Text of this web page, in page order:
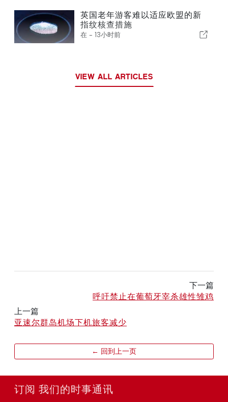
英国老年游客难以适应欧盟的新
指纹核查措施
在 - 13小时前
VIEW ALL ARTICLES
下一篇
呼吁禁止在葡萄牙宰杀雄性雏鸡
上一篇
亚速尔群岛机场下机旅客减少
← 回到上一页
订阅 我们的时事通讯